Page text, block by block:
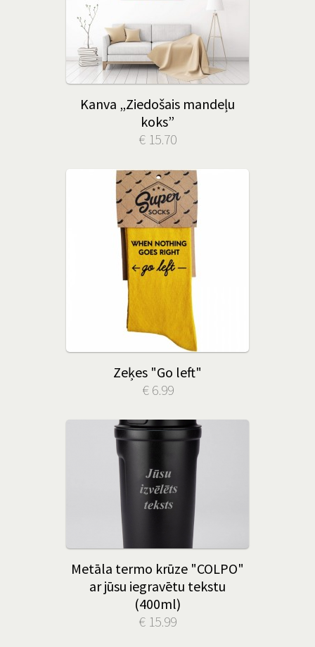
Kanva „Ziedošais mandeļu
koks”
€ 15.70
Zeķes "Go left"
€ 6.99
Metāla termo krūze "COLPO"
ar jūsu iegravētu tekstu
(400ml)
€ 15.99